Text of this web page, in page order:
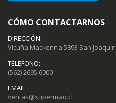
CÓMO CONTACTARNOS
DIRECCIÓN:
Vicuña Mackenna 5893 San Joaquín
TÉLEFONO:
(562) 2695 6000
EMAIL:
ventas@supermaq.cl